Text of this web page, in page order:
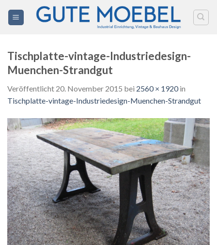
Inhalt
Tischplatte-vintage-Industriedesign-
Muenchen-Strandgut
Veröffentlicht 20. November 2015 bei 2560 × 1920in
Tischplatte-vintage-Industriedesign-Muenchen-Strandgut